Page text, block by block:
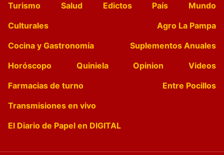
Turismo
Salud Edictos País
Mundo
Culturales
Agro La Pampa
Cocina y Gastronomía
Suplementos Anuales
Horóscopo
Quiniela Opinion
Videos
Farmacias de turno
Entre Pocillos
Transmisiones en vivo
El Diario de Papel en DIGITAL